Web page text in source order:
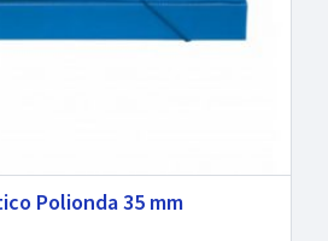
Polionda 35 mm